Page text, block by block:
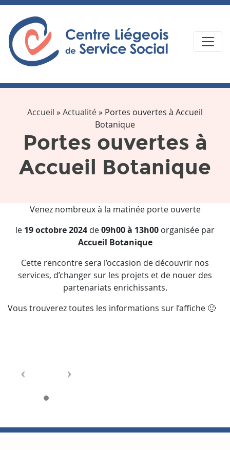
Accueil »Actualité» Portes ouvertes à Accueil
Botanique
Portes ouvertes à
Accueil Botanique
Venez nombreux à la matinée porte ouverte
le 19 octobre 2024 de09h00 à 13h00 organisée par
Accueil Botanique
Cette rencontre sera l’occasion de découvrir nos
services, d’changer sur les projets et de nouer des
partenariats enrichissants.
Vous trouverez toutes les informations sur l’affiche 🙂